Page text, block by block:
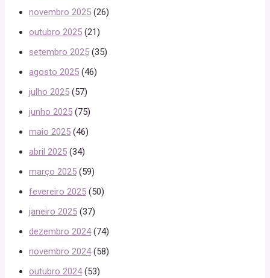
novembro 2025 (26)
outubro 2025 (21)
setembro 2025 (35)
agosto 2025 (46)
julho 2025 (57)
junho 2025 (75)
maio 2025 (46)
abril 2025 (34)
março 2025 (59)
fevereiro 2025 (50)
janeiro 2025 (37)
dezembro 2024(74)
novembro 2024(58)
outubro 2024(53)